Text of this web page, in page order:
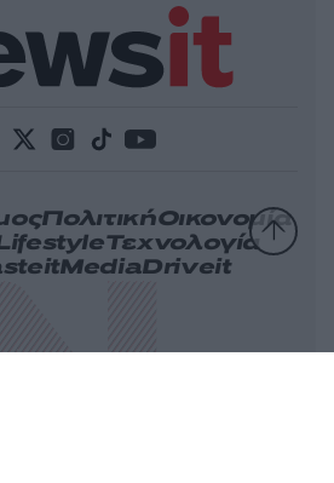
ΠολιτικήΟικονομία
Τεχνολογία
MediaDriveit